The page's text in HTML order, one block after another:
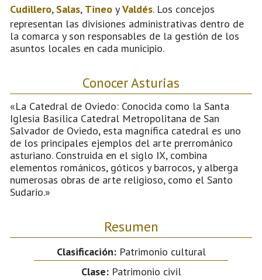
Cudillero, Salas, Tineo yValdés. Los concejos
representan las divisiones administrativas dentro de
la comarca y son responsables de la gestión de los
asuntos locales en cada municipio.
Conocer Asturias
«La Catedral de Oviedo: Conocida como la Santa
Iglesia Basílica Catedral Metropolitana de San
Salvador de Oviedo, esta magnífica catedral es uno
de los principales ejemplos del arte prerrománico
asturiano. Construida en el siglo IX, combina
elementos románicos, góticos y barrocos, y alberga
numerosas obras de arte religioso, como el Santo
Sudario.»
Resumen
Clasificación:Patrimonio cultural
Clase:Patrimonio civil